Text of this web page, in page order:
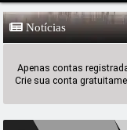
Notícias
Apenas contas
Crie sua conta